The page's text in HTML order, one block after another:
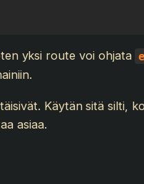
yksi route voi ohjata
Käytän sitä silti,
asiaa.